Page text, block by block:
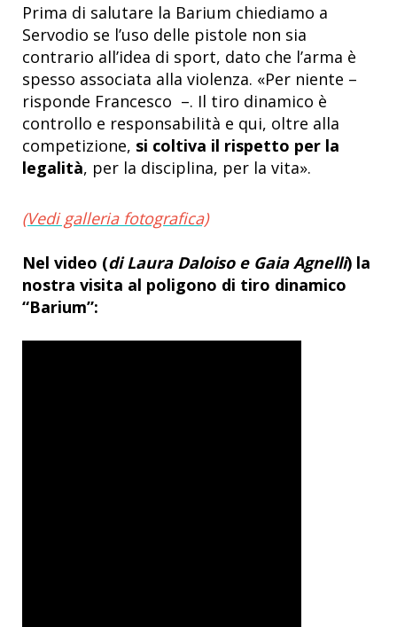
Prima di salutare la Barium chiediamo a
Servodio se l’uso delle pistole non sia
contrario all’idea di sport, dato che l’arma è
spesso associata alla violenza. «Per niente –
risponde Francesco –. Il tiro dinamico è
controllo e responsabilità e qui, oltre alla
competizione, si coltiva il rispetto per la
legalità, per la disciplina, per la vita».
(Vedi galleria fotografica)
Nel video (di Laura Daloiso e Gaia Agnelli) la
nostra visita al poligono di tiro dinamico
“Barium”: